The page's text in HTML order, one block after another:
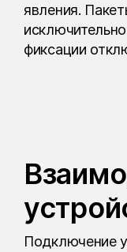
явления.
фиксации
Подключение